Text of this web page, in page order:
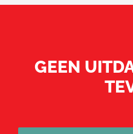
GEEN